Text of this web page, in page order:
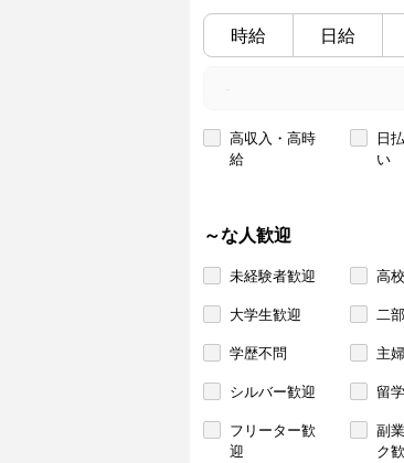
時給 日給
高収入・高時
給
日
い
～な人歓迎
未経験者歓迎 高
大学生歓迎 二
学歴不問 主
シルバー歓迎 留
フリーター歓
迎
副
ク